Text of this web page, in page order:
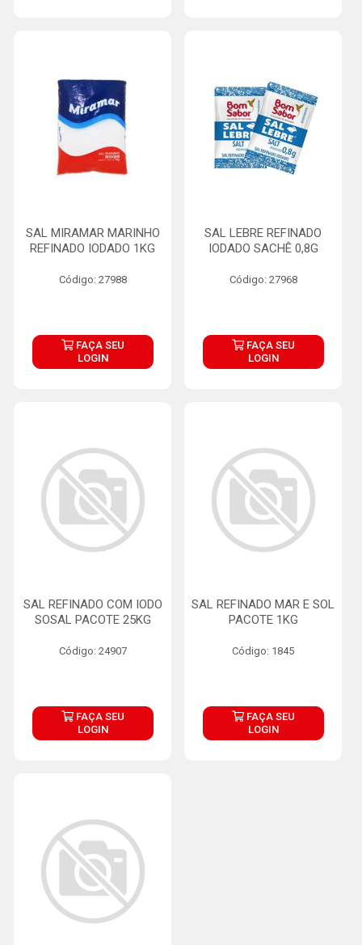
SAL MIRAMAR MARINHO
REFINADO IODADO 1KG
Código: 27988
FAÇA SEU
LOGIN
SAL LEBRE REFINADO
IODADO SACHÊ 0,8G
Código: 27968
FAÇA SEU
LOGIN
SAL REFINADO COM IODO
SOSAL PACOTE 25KG
Código: 24907
FAÇA SEU
LOGIN
SAL REFINADO MAR E SOL
PACOTE 1KG
Código: 1845
FAÇA SEU
LOGIN